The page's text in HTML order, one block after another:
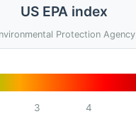
US EPA index
Protection Agency
3 4